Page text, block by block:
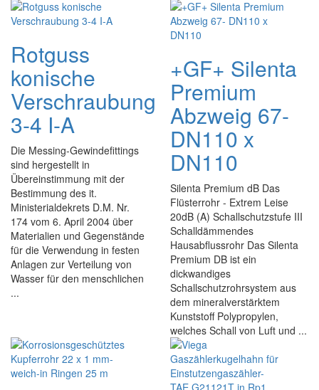
Rotguss
konische
Verschraubung
3-4 I-A
Die Messing-Gewindefittings
sind hergestellt in
Übereinstimmung mit der
Bestimmung des it.
Ministerialdekrets D.M. Nr.
174 vom 6. April 2004 über
Materialien und Gegenstände
für die Verwendung in festen
Anlagen zur Verteilung von
Wasser für den menschlichen
...
+GF+ Silenta
Premium
Abzweig 67-
DN110 x
DN110
Silenta Premium dB Das
Flüsterrohr - Extrem Leise
20dB (A) Schallschutzstufe III
Schalldämmendes
Hausabflussrohr Das Silenta
Premium DB ist ein
dickwandiges
Schallschutzrohrsystem aus
dem mineralverstärktem
Kunststoff Polypropylen,
welches Schall von Luft und ...